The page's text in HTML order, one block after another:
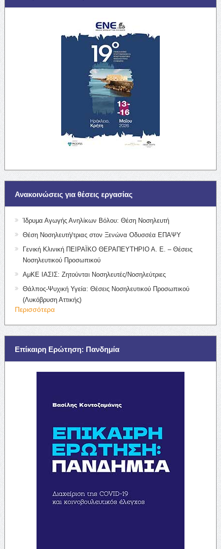
Ανακοινώσεις για θέσεις εργασίας
Ίδρυμα Αγωγής Ανηλίκων Βόλου: Θέση Νοσηλευτή
Θέση Νοσηλευτή/τριας στον Ξενώνα Οδυσσέα ΕΠΑΨΥ
Γενική Κλινική ΠΕΙΡΑΪΚΟ ΘΕΡΑΠΕΥΤΗΡΙΟ Α. Ε. – Θέσεις
Νοσηλευτικού Προσωπικού
ΑμΚΕ ΙΑΣΙΣ: Ζητούνται Νοσηλευτές/Νοσηλεύτριες
Θάλπος-Ψυχική Υγεία: Θέσεις Νοσηλευτικού Προσωπικού
(Λυκόβρυση Αττικής)
Περισσότερα
Επίκαιρη Ερώτηση: Πανδημία